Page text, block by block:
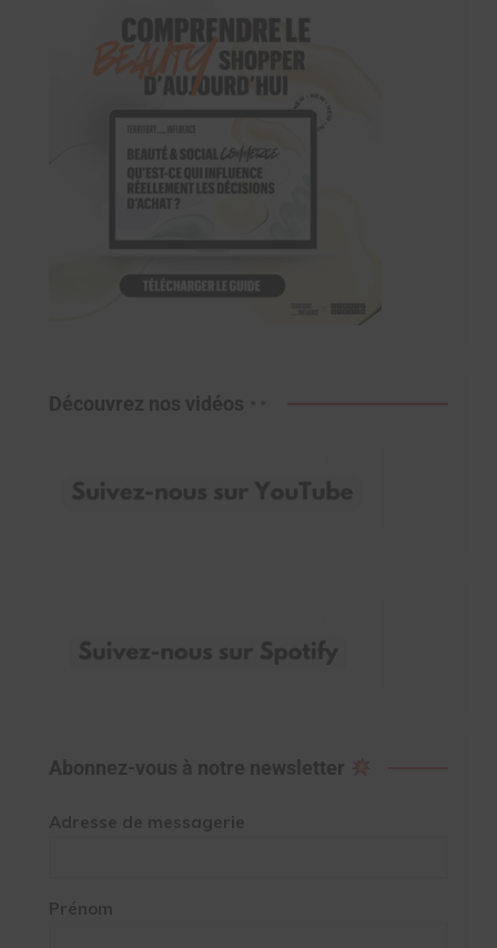
Découvrez nos vidéos
Abonnez-vous à notre newsletter
Adresse de messagerie
Prénom